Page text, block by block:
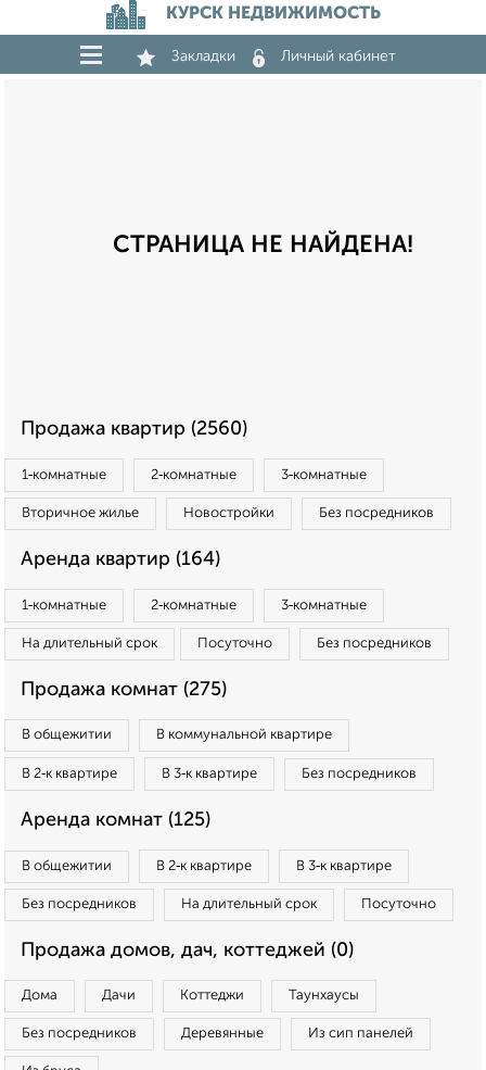
КУРСК НЕДВИЖИМОСТЬ
Закладки Личный кабинет
СТРАНИЦА НЕ НАЙДЕНА!
Продажа квартир (2560)
1‑комнатные 2‑комнатные 3‑комнатные
Вторичное жилье Новостройки Без посредников
Аренда квартир (164)
1‑комнатные 2‑комнатные 3‑комнатные
На длительный срок Посуточно Без посредников
Продажа комнат (275)
В общежитии В коммунальной квартире
В 2‑к квартире В 3‑к квартире Без посредников
Аренда комнат (125)
В общежитии В 2‑к квартире В 3‑к квартире
Без посредников На длительный срок Посуточно
Продажа домов, дач, коттеджей (0)
Дома Дачи Коттеджи Таунхаусы
Без посредников Деревянные Из сип панелей